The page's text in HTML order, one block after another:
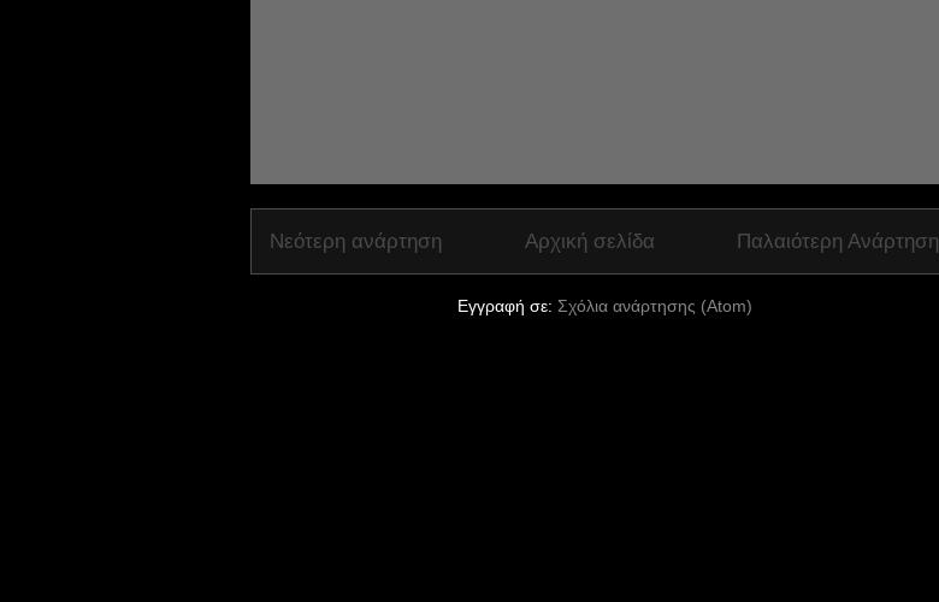
Νεότερη ανάρτηση Παλαιότερη Ανάρτηση
Αρχική σελίδα
Εγγραφή σε: Σχόλια ανάρτησης (Atom)